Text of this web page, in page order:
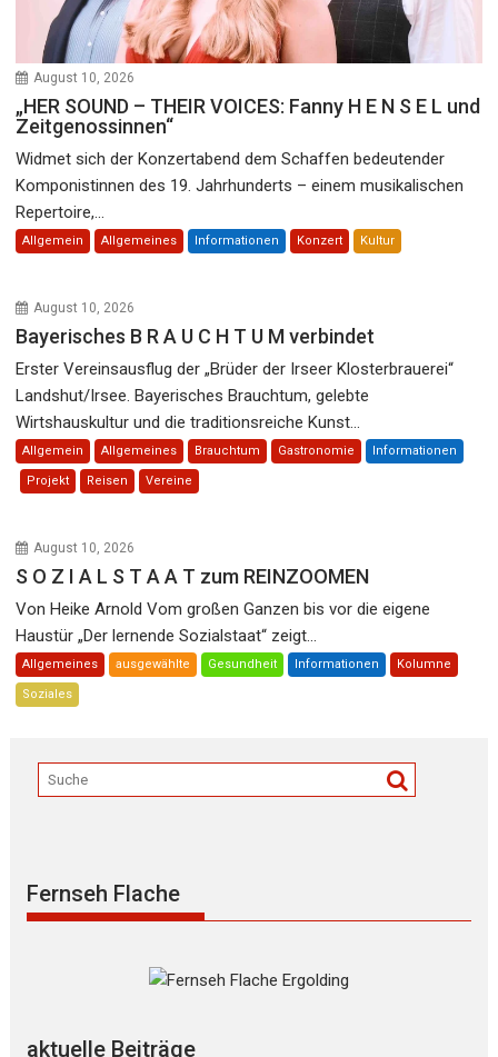
August 10, 2026
„HER SOUND – THEIR VOICES: Fanny H E N S E L und
Zeitgenossinnen“
Widmet sich der Konzertabend dem Schaffen bedeutender
Komponistinnen des 19. Jahrhunderts – einem musikalischen
Repertoire,...
Allgemein Allgemeines Informationen Konzert Kultur
August 10, 2026
Bayerisches B R A U C H T U M verbindet
Erster Vereinsausflug der „Brüder der Irseer Klosterbrauerei“
Landshut/Irsee. Bayerisches Brauchtum, gelebte
Wirtshauskultur und die traditionsreiche Kunst...
Allgemein Allgemeines Brauchtum Gastronomie Informationen
Projekt Reisen Vereine
August 10, 2026
S O Z I A L S T A A T zum REINZOOMEN
Von Heike Arnold Vom großen Ganzen bis vor die eigene
Haustür „Der lernende Sozialstaat“ zeigt...
Allgemeines ausgewählte Gesundheit Informationen Kolumne
Soziales
Fernseh Flache
aktuelle Beiträge